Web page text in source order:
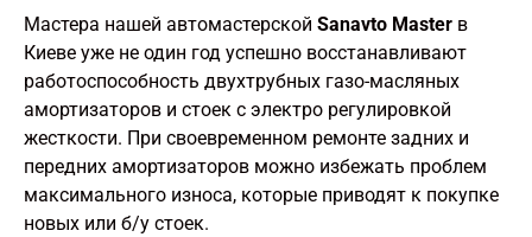
Мастера нашей автомастерской Sanavto Master в
Киеве уже не один год успешно восстанавливают
работоспособность двухтрубных газо-масляных
амортизаторов и стоек с электро регулировкой
жесткости. При своевременном ремонте задних и
передних амортизаторов можно избежать проблем
максимального износа, которые приводят к покупке
новых или б/у стоек.